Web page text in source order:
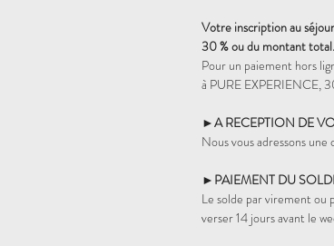
Votre inscription au
30 % ou du montant total.
Pour un paiement hors
à PURE EXPERIENCE,
►A RECEPTION DE
Nous vous adressons
►PAIEMENT DU
Le solde par virement ou
verser 14 jours avant le